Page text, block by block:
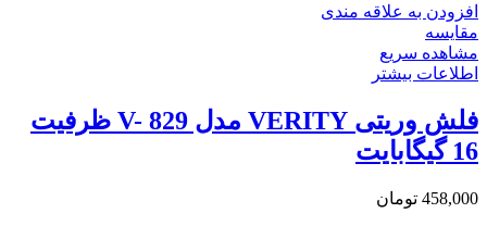
افزودن به علاقه مندی
مقایسه
مشاهده سریع
اطلاعات بیشتر
فلش وریتی VERITY مدل V- 829 ظرفیت
16 گیگابایت
458,000 تومان